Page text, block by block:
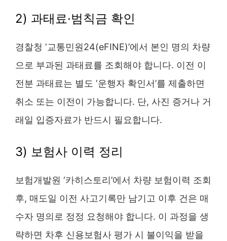
2) 과태료·범칙금 확인
경찰청 ‘교통민원24(eFINE)’에서 본인 명의 차량
으로 부과된 과태료를 조회해야 합니다. 이전 이
전분 과태료는 별도 ‘운행자 확인서’를 제출하면
취소 또는 이전이 가능합니다. 단, 사진 증거나 거
래일 입증자료가 반드시 필요합니다.
3) 보험사 이력 정리
보험개발원 ‘카히스토리’에서 차량 보험이력 조회
후, 매도일 이전 사고기록만 남기고 이후 건은 매
수자 명의로 정정 요청해야 합니다. 이 과정을 생
략하면 차후 신용보험사 평가 시 불이익을 받을